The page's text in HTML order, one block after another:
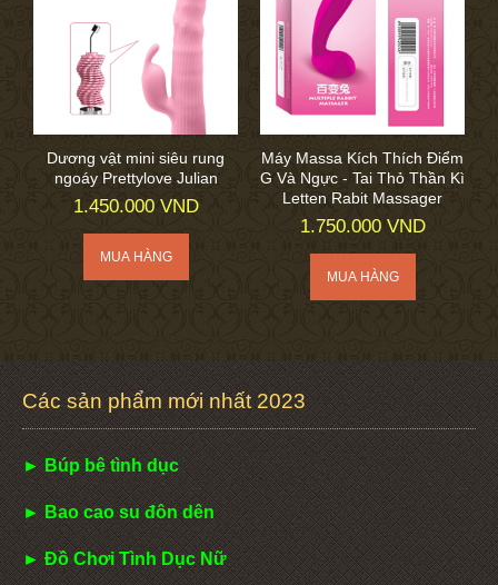
Dương vật mini siêu rung
ngoáy Prettylove Julian
1.450.000 VND
Máy Massa Kích Thích Điểm
G Và Ngực - Tai Thỏ Thần Kì
Letten Rabit Massager
1.750.000 VND
Các sản phẩm mới nhất 2023
► Búp bê tình dục
► Bao cao su đôn dên
► Đồ Chơi Tình Dục Nữ